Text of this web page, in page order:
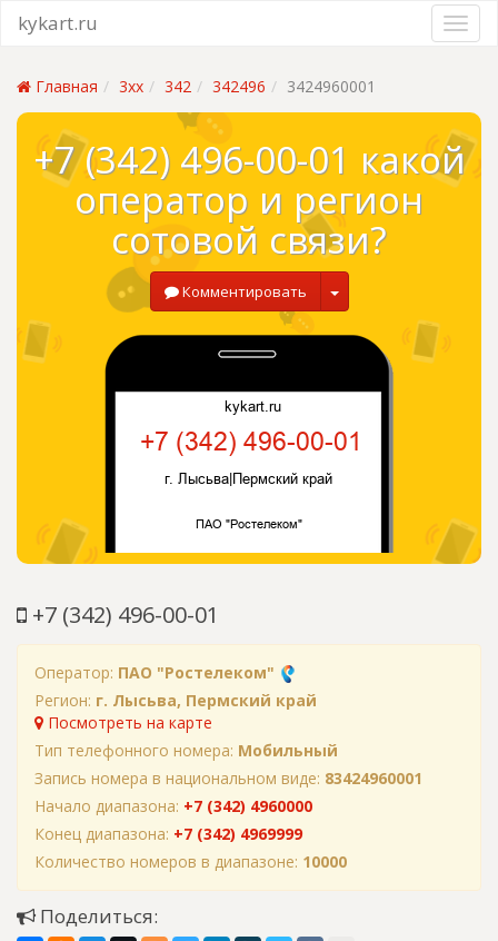
kykart.ru
Главная 3xx 342 342496 3424960001
+7 (342) 496-00-01 какой
оператор и регион
сотовой связи?
Комментировать
+7 (342) 496-00-01
Оператор: ПАО "Ростелеком"
Регион: г. Лысьва, Пермский край
Посмотреть на карте
Тип телефонного номера: Мобильный
Запись номера в национальном виде: 83424960001
Начало диапазона: +7 (342) 4960000
Конец диапазона: +7 (342) 4969999
Количество номеров в диапазоне: 10000
Поделиться: